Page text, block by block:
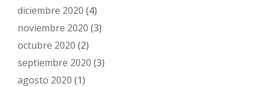
diciembre 2020 (4)
noviembre 2020 (3)
octubre 2020 (2)
septiembre 2020 (3)
agosto 2020 (1)